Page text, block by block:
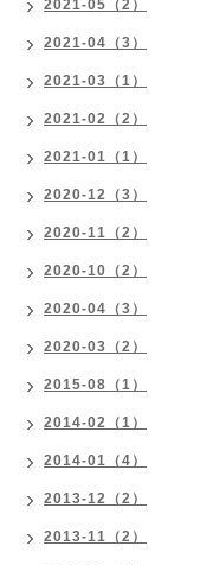
2021-05（2）
2021-04（3）
2021-03（1）
2021-02（2）
2021-01（1）
2020-12（3）
2020-11（2）
2020-10（2）
2020-04（3）
2020-03（2）
2015-08（1）
2014-02（1）
2014-01（4）
2013-12（2）
2013-11（2）